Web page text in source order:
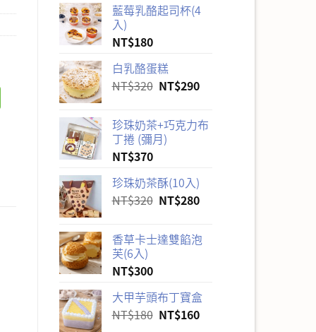
藍莓乳酪起司杯(4
入)
NT$180
白乳酪蛋糕
NT$320 原
格：
NT$320。
NT$290目
格：
珍珠奶茶+巧克力布
丁捲 (彌月)
NT$370
珍珠奶茶酥(10入)
NT$320 原
格：
NT$280目
格：
香草卡士達雙餡泡
芙(6入)
NT$300
大甲芋頭布丁寶盒
NT$180 原
NT$160目